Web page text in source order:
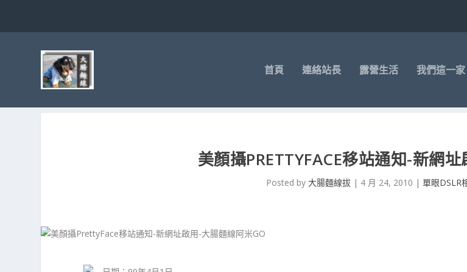
首頁 連絡站長 露營生活 我們這一家
美顏攝PRETTYFACE移站通知-新網
Posted by 大腸麵線拔| 4 月 24, 2010 | 單眼DSLR